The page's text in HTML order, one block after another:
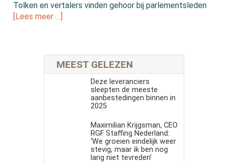
Tolken en vertalers vinden gehoor bij parlementsleden
[Lees meer …]
MEEST GELEZEN
Deze leveranciers
sleepten de meeste
aanbestedingen binnen in
2025
Maximilian Krijgsman, CEO
RGF Staffing Nederland:
‘We groeien eindelijk weer
stevig, maar ik ben nog
lang niet tevreden’